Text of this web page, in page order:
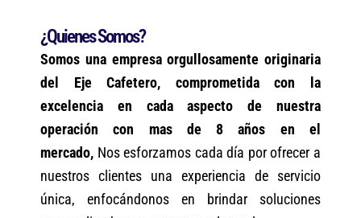
¿Quienes Somos?
Somos una empresa orgullosamente originaria
del Eje Cafetero, comprometida con la
excelencia en cada aspecto de nuestra
operación con mas de 8 años en el
mercado, Nos esforzamos cada día por ofrecer a
nuestros clientes una experiencia de servicio
única, enfocándonos en brindar soluciones